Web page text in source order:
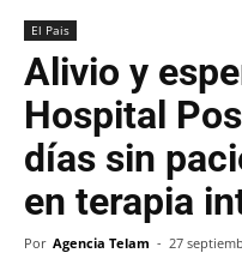
El Pais
Alivio y
Hospital
días sin
en terapia
Por Agencia Telam - 27